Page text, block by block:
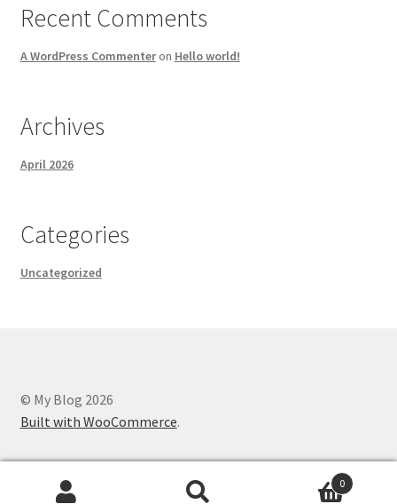
Recent Comments
A WordPress Commenteron Hello world!
Archives
April 2026
Categories
Uncategorized
© My Blog 2026
Built with WooCommerce.
0